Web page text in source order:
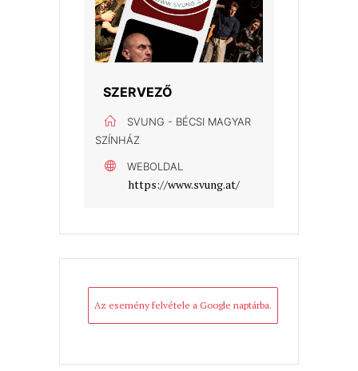
SZERVEZŐ
SVUNG - BÉCSI MAGYAR
SZÍNHÁZ
WEBOLDAL
https://www.svung.at/
Az esemény felvétele a Google naptárba.